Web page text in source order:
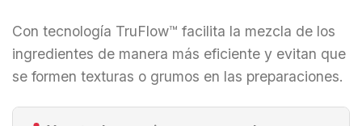
Con tecnología TruFlow™ facilita la mezcla de los
ingredientes de manera más eficiente y evitan que
se formen texturas o grumos en las preparaciones.